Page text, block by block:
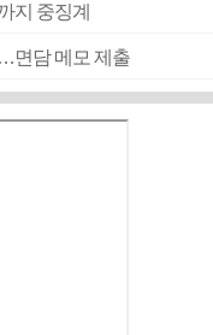
지 중징계
면담 메모 제출